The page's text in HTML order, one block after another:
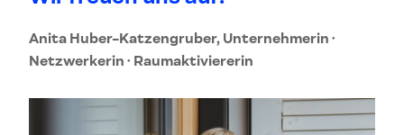
Anita Huber-Katzengruber, Unternehmerin ·
Netzwerkerin · Raumaktiviererin